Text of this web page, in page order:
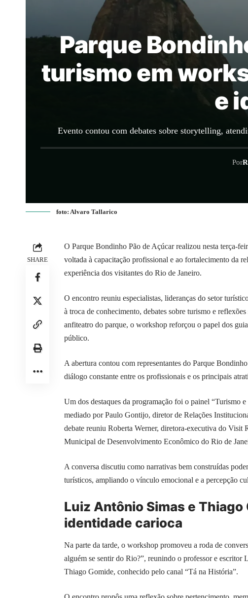
Parque
turismo em
e
Evento contou com debates sobre storytelling,
Por
foto: Alvaro Tallarico
SHARE
O Parque Bondinho Pão de Açúcar realizou nesta terça-
voltada à capacitação profissional e ao fortalecimento da
experiência dos visitantes do Rio de Janeiro.
O encontro reuniu especialistas, lideranças do setor
à troca de conhecimento, debates sobre turismo e
anfiteatro do parque, o workshop reforçou o papel dos
público.
A abertura contou com representantes do Parque
diálogo constante entre os profissionais e os principais
Um dos destaques da programação foi o painel “Turismo
mediado por Paulo Gontijo, diretor de Relações
debate reuniu Roberta Werner, diretora-executiva do Visit
Municipal de Desenvolvimento Econômico do Rio de
A conversa discutiu como narrativas bem construídas
turísticos, ampliando o vínculo emocional e a percepção
Luiz Antônio Simas e
identidade carioca
Na parte da tarde, o workshop promoveu a roda de
alguém se sentir do Rio?”, reunindo o professor e
Thiago Gomide, conhecido pelo canal “Tá na História”.